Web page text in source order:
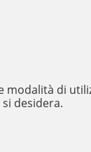
di
desidera.